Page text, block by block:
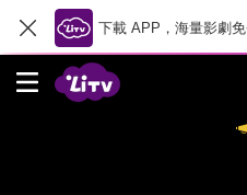
下載 APP，海量影劇